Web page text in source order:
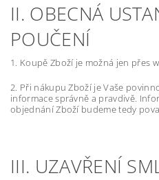
II. OBECNÁ
POUČENÍ
1. Koupě Zboží je možná jen přes
2. Při nákupu Zboží je Vaše
informace správně a pravdivě.
objednání Zboží budeme tedy
III. UZAVŘENÍ